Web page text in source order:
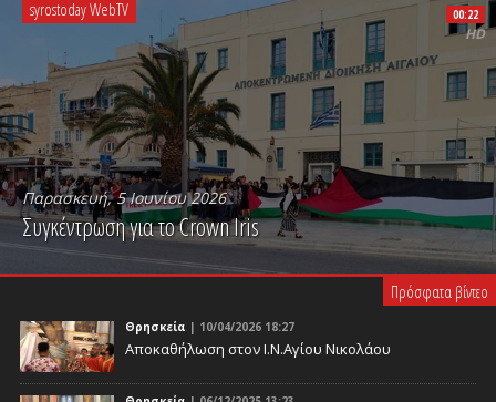
syrostoday WebTV
Παρασκευή, 5 Ιουνίου 2026
Συγκέντρωση για το Crown Iris
PLAY VIDEO
00:22
HD
Πρόσφατα βίντεο
Θρησκεία | 10/04/2026 18:27
Αποκαθήλωση στον Ι.Ν.Αγίου Νικολάου